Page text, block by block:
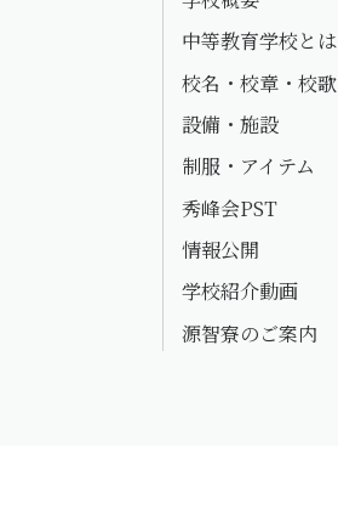
中等教育学校とは
校名・校章・校歌
設備・施設
制服・アイテム
秀峰会PST
情報公開
学校紹介動画
源智寮のご案内